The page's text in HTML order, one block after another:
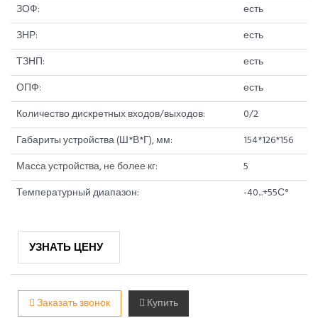
ЗОФ:
есть
ЗНР:
есть
ТЗНП:
есть
ОПФ:
есть
Количество дискретных входов/выходов:
0/2
Габариты устройства (Ш*В*Г), мм:
154*126*156
Масса устройства, не более кг:
5
Температурный диапазон:
-40...+55С°
УЗНАТЬ ЦЕНУ
Заказать звонок Купить